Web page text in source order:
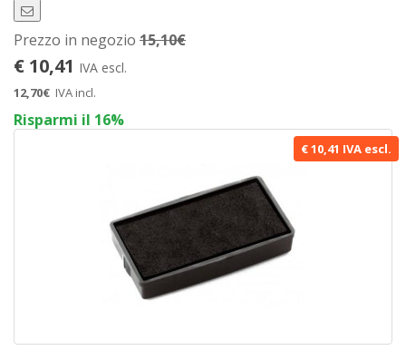
€ 10,41 IVA escl.
Prezzo in negozio 15,10€
€ 10,41 IVA escl.
12,70€ IVA incl.
Risparmi il 16%